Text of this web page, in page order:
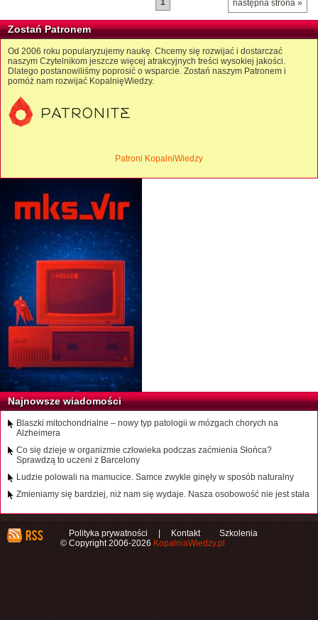
następna strona »
1
Zostań Patronem
Od 2006 roku popularyzujemy naukę. Chcemy się rozwijać i dostarczać
naszym Czytelnikom jeszcze więcej atrakcyjnych treści wysokiej jakości.
Dlatego postanowiliśmy poprosić o wsparcie. Zostań naszym Patronem i
pomóż nam rozwijać KopalnięWiedzy.
Patroni KopalniWiedzy
Najnowsze wiadomości
Blaszki mitochondrialne – nowy typ patologii w mózgach chorych na
Alzheimera
Co się dzieje w organizmie człowieka podczas zaćmienia Słońca?
Sprawdzą to uczeni z Barcelony
Ludzie polowali na mamucice. Samce zwykle ginęły w sposób naturalny
Zmieniamy się bardziej, niż nam się wydaje. Nasza osobowość nie jest stała
Polityka prywatności Kontakt
Szkolenia
© Copyright 2006-2026 KopalniaWiedzy.pl